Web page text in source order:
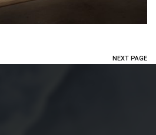
NEXT PAGE